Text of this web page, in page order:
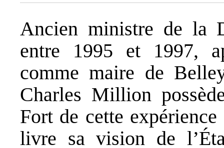
Ancien ministre de la
entre 1995 et 1997,
comme maire de
Charles Million
Fort de cette
livre sa vision de